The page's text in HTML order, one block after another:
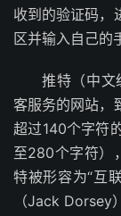
收到的验证码，
区并输入自己的
推特（中
客服务的网站，
超过140个字符
至280个字符）
特被形容为“互
（Jack Dorsey